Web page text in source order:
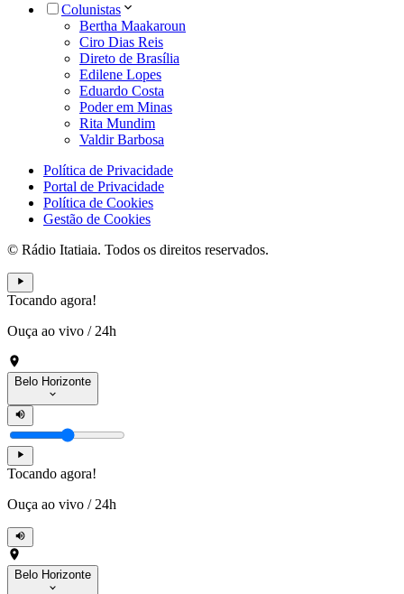
Colunistas
Bertha Maakaroun
Ciro Dias Reis
Direto de Brasília
Edilene Lopes
Eduardo Costa
Poder em Minas
Rita Mundim
Valdir Barbosa
Política de Privacidade
Portal de Privacidade
Política de Cookies
Gestão de Cookies
© Rádio Itatiaia. Todos os direitos reservados.
Tocando agora!
Ouça ao vivo / 24h
Belo Horizonte
Tocando agora!
Ouça ao vivo / 24h
Belo Horizonte